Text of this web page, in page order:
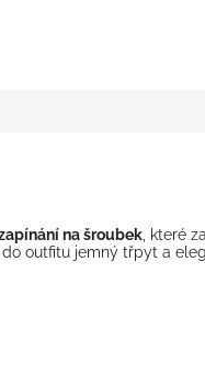
na šroubek, které
do outfitu jemný třpyt a